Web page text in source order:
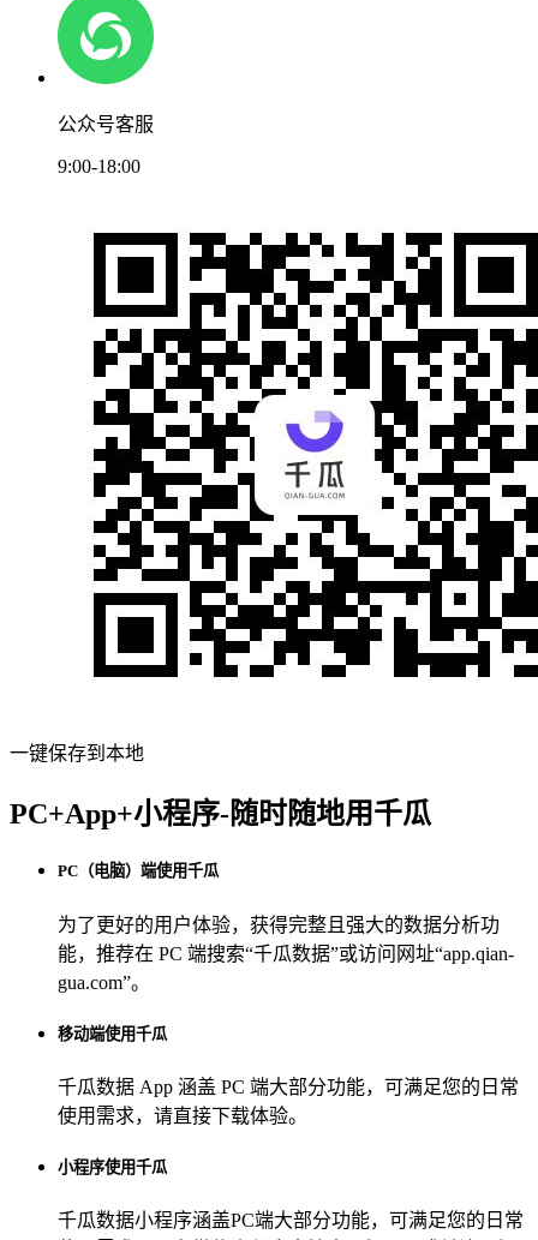
公众号客服
9:00-18:00
一键保存到本地
PC+App+小程序-随时随地用千瓜
PC（电脑）端使用千瓜
为了更好的用户体验，获得完整且强大的数据分析功
能，推荐在 PC 端搜索“千瓜数据”或访问网址“app.qian-
gua.com”。
移动端使用千瓜
千瓜数据 App 涵盖 PC 端大部分功能，可满足您的日常
使用需求，请直接下载体验。
小程序使用千瓜
千瓜数据小程序涵盖PC端大部分功能，可满足您的日常